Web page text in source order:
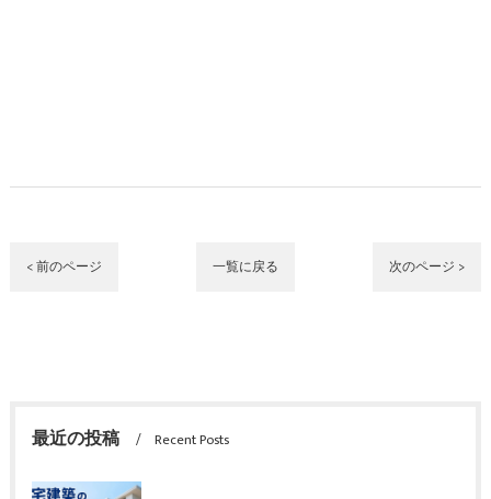
< 前のページ 一覧に戻る 次のページ >
最近の投稿 Recent Posts